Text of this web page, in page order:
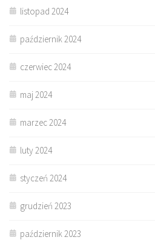
listopad 2024
październik 2024
czerwiec 2024
maj 2024
marzec 2024
luty 2024
styczeń 2024
grudzień 2023
październik 2023